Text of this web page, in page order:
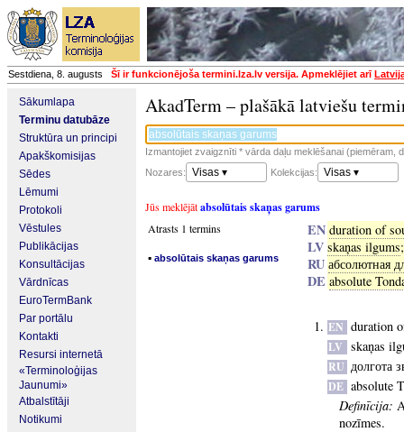
Sestdiena, 8. augusts Šī ir funkcionējoša termini.lza.lv versija. Apmeklējiet arī
Sākumlapa
Terminu datubāze
Struktūra un principi
Apakškomisijas
Sēdes
Lēmumi
Protokoli
Vēstules
Publikācijas
Konsultācijas
Vārdnīcas
EuroTermBank
Par portālu
Kontakti
Resursi internetā
«Terminoloģijas
Jaunumi»
Atbalstītāji
Notikumi
AkadTerm – plašākā latviešu
Izmantojiet zvaigznīti * vārda daļu meklēšanai (piemēram,
Nozares:
Visas ▾ Kolekcijas: Visas ▾
Jūs meklējātabsolūtais skaņas garums
Atrasts 1 termins
▪ absolūtais skaņas garums
EN duration of
LV skaņas ilgums
RU абсолютная
DE absolute
EN duration
LV skaņas
RU долгота
DE absolute
Definīcija:
nozīmes.